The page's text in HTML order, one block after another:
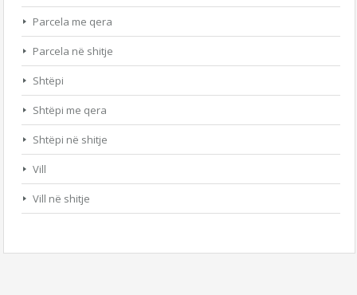
Parcela me qera
Parcela në shitje
Shtëpi
Shtëpi me qera
Shtëpi në shitje
Vill
Vill në shitje